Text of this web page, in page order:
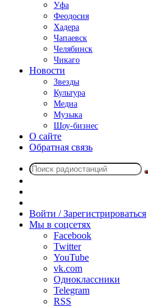
Уфа
Феодосия
Хадера
Чапаевск
Челябинск
Чикаго
Новости
Звезды
Культура
Медиа
Музыка
Шоу-бизнес
О сайте
Обратная связь
радио
Войти / Зарегистрироваться
Мы в соцсетях
Facebook
Twitter
YouTube
vk.com
Одноклассники
Telegram
RSS